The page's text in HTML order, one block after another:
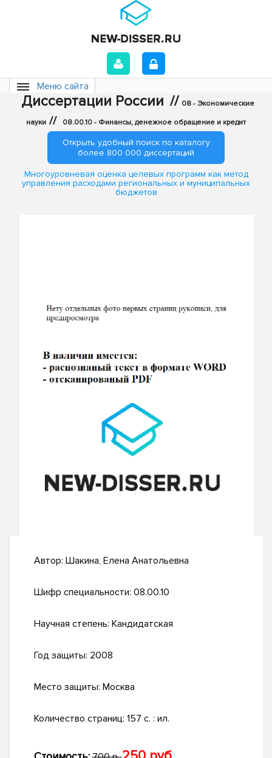
Меню сайта
Диссертации России // 08 - Экономические
науки // 08.00.10 - Финансы, денежное обращение и кредит
Открыть удобный поиск по каталогу
более 800 000 диссертаций
Многоуровневая оценка целевых программ как метод
управления расходами региональных и муниципальных
бюджетов
Автор: Шакина, Елена Анатольевна
Шифр специальности: 08.00.10
Научная степень: Кандидатская
Год защиты: 2008
Место защиты: Москва
Количество страниц: 157 с. : ил.